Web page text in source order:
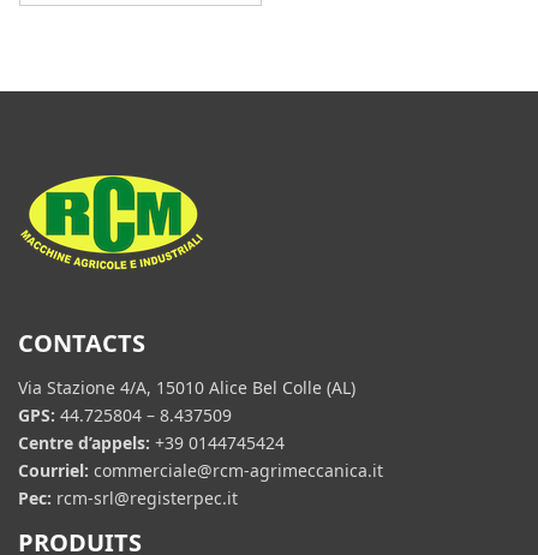
CONTACTS
Via Stazione 4/A, 15010 Alice Bel Colle (AL)
GPS: 44.725804 – 8.437509
Centre d’appels: +39 0144745424
Courriel: commerciale@rcm-agrimeccanica.it
Pec: rcm-srl@registerpec.it
PRODUITS